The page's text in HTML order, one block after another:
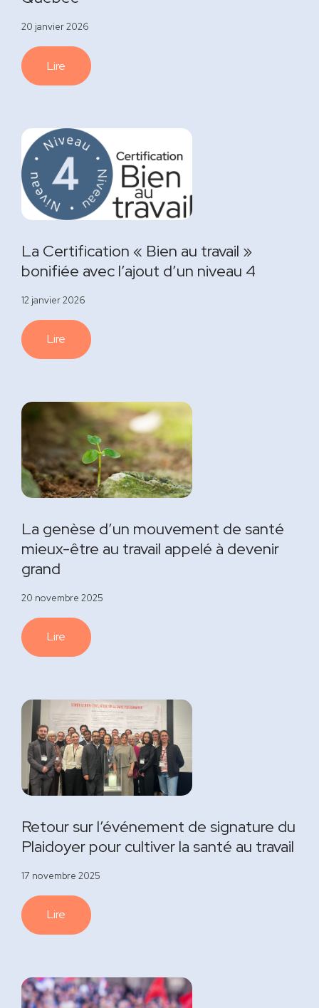
20 janvier 2026
Lire
La Certification « Bien au travail »
bonifiée avec l’ajout d’un niveau 4
12 janvier 2026
Lire
La genèse d’un mouvement de santé
mieux-être au travail appelé à devenir
grand
20 novembre 2025
Lire
Retour sur l’événement de signature du
Plaidoyer pour cultiver la santé au travail
17 novembre 2025
Lire